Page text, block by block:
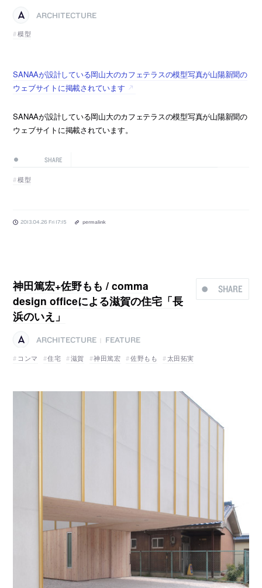
ARCHITECTURE
模型
SANAAが設計している岡山大のカフェテラスの模型写真が山陽新聞の
ウェブサイトに掲載されています
SANAAが設計している岡山大のカフェテラスの模型写真が山陽新聞の
ウェブサイトに掲載されています。
SHARE
模型
2013.04.26 Fri 17:15 permalink
SHARE
神田篤宏+佐野もも / comma
design officeによる滋賀の住宅「長
浜のいえ」
ARCHITECTURE
FEATURE
コンマ
住宅 滋賀 神田篤宏 佐野もも 太田拓実